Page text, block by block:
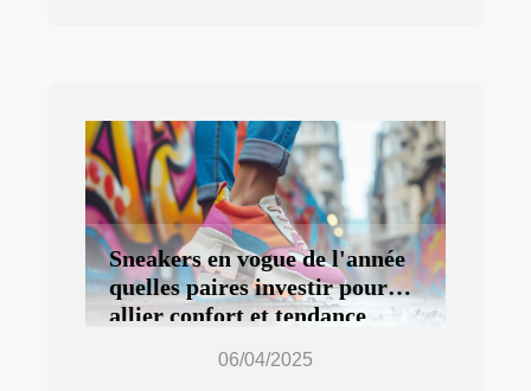
Sneakers en vogue de l'année
quelles paires investir pour
allier confort et tendance
06/04/2025